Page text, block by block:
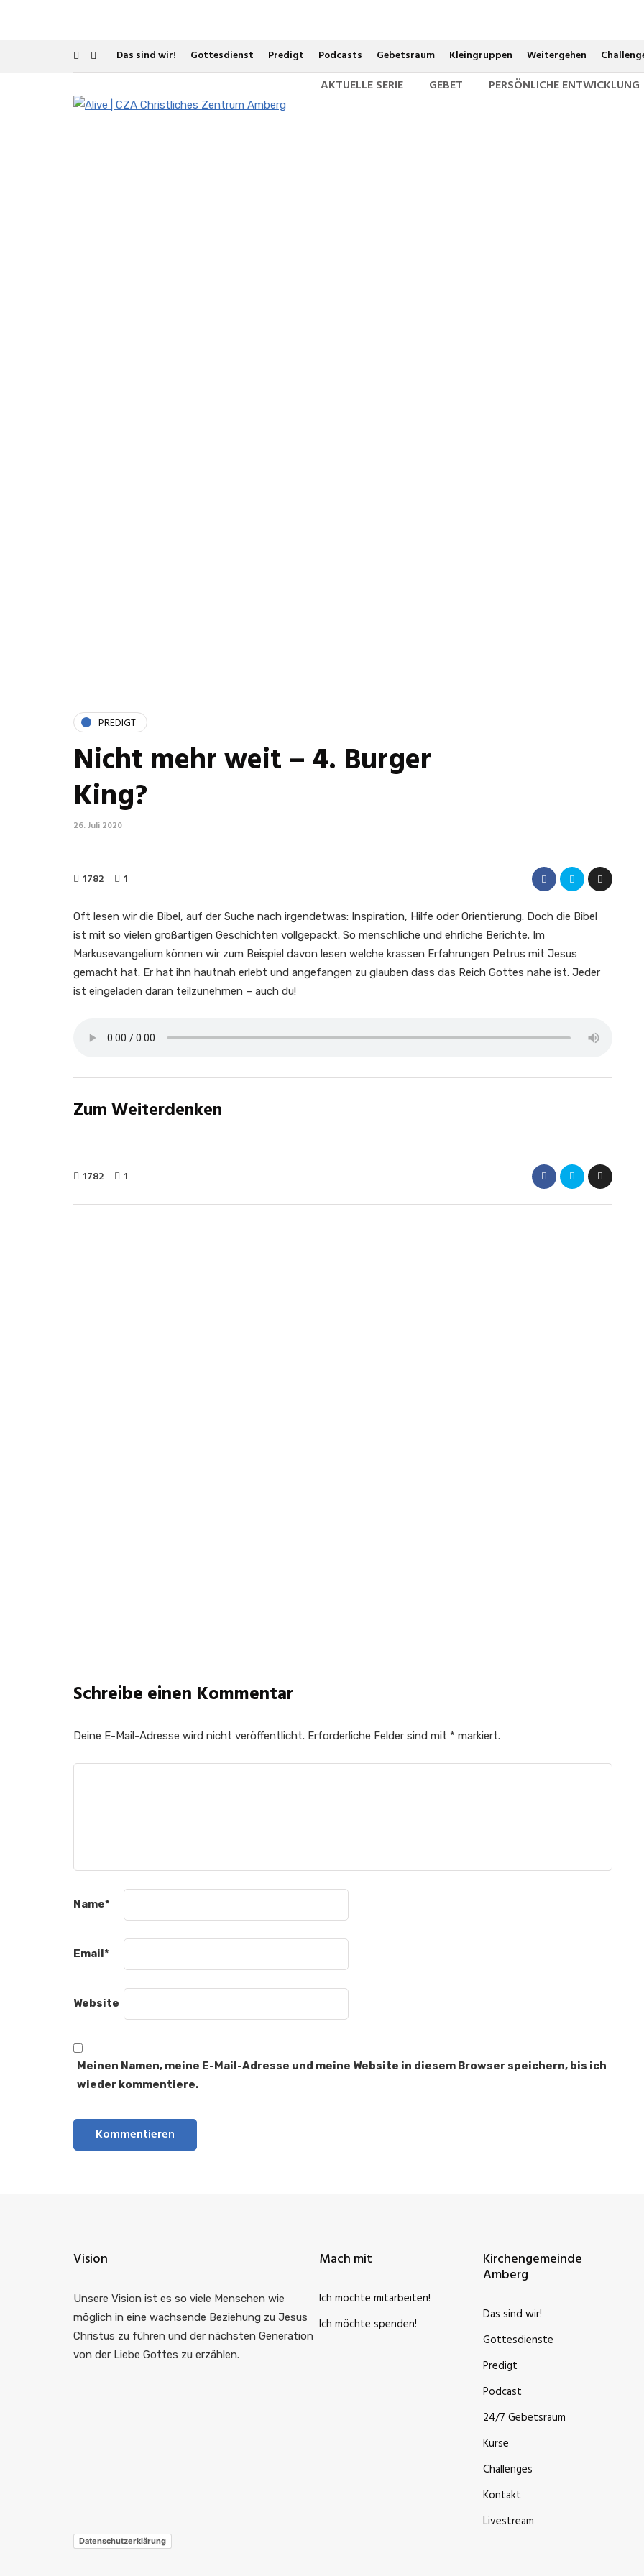
Das sind wir! Gottesdienst Predigt Podcasts Gebetsraum Kleingruppen Weitergehen
AKTUELLE SERIE GEBET PERSÖNLICHE ENTWICKLUNG
PREDIGT
Nicht mehr weit – 4. Burger
King?
26. Juli 2020
1782 1
Oft lesen wir die Bibel, auf der Suche nach irgendetwas: Inspiration, Hilfe oder Orientierung. Doch die Bibel
ist mit so vielen großartigen Geschichten vollgepackt. So menschliche und ehrliche Berichte. Im
Markusevangelium können wir zum Beispiel davon lesen welche krassen Erfahrungen Petrus mit Jesus
gemacht hat. Er hat ihn hautnah erlebt und angefangen zu glauben dass das Reich Gottes nahe ist. Jeder
ist eingeladen daran teilzunehmen – auch du!
Zum Weiterdenken
1782 1
Schreibe einen Kommentar
Deine E-Mail-Adresse wird nicht veröffentlicht. Erforderliche Felder sind mit * markiert.
Name*
Email *
Website
Meinen Namen, meine E-Mail-Adresse und meine Website in diesem Browser speichern, bis ich
wieder kommentiere.
Vision
Unsere Vision ist es so viele Menschen wie
möglich in eine wachsende Beziehung zu Jesus
Christus zu führen und der nächsten Generation
von der Liebe Gottes zu erzählen.
Mach mit
Ich möchte mitarbeiten!
Ich möchte spenden!
Kirchengemeinde
Amberg
Das sind wir!
Gottesdienste
Predigt
Podcast
24/7 Gebetsraum
Kurse
Challenges
Kontakt
Livestream
Datenschutzerklärung